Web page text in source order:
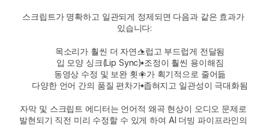
스크립트가 명확하고 일관되게 정제되면 다음과 같은 효과가
있습니다:
목소리가 훨씬 더 자연스럽고 부드럽게 전달됨
입 모양 싱크(Lip Sync) 조정이 훨씬 용이해짐
동영상 수정 및 보완 횟수가 획기적으로 줄어듦
다양한 언어 간의 품질 편차가 좁혀지고 일관성이 극대화됨
자막 및 스크립트 에디터는 언어적 왜곡 현상이 오디오 문제로
발현되기 직전 미리 수정할 수 있게 하여 AI 더빙 파이프라인의